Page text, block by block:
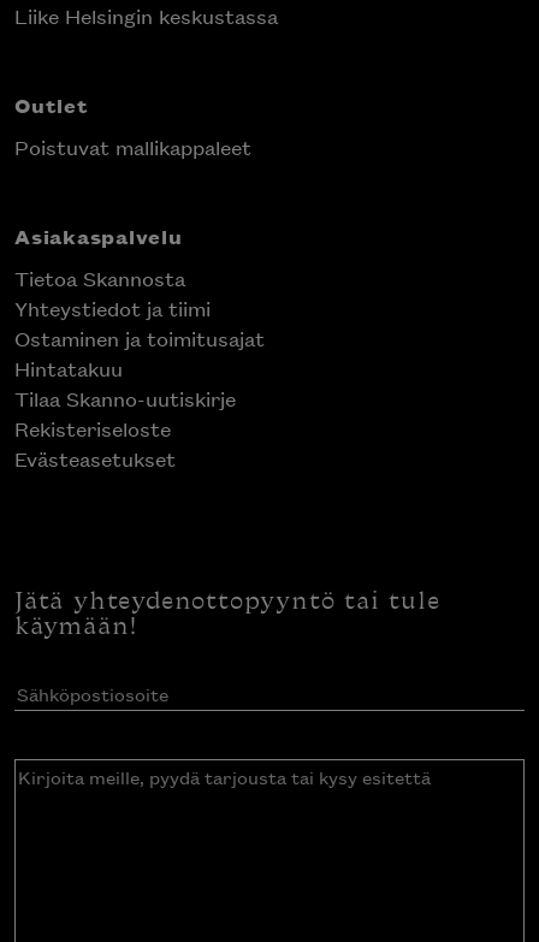
Liike Helsingin keskustassa
Outlet
Poistuvat mallikappaleet
Asiakaspalvelu
Tietoa Skannosta
Yhteystiedot ja tiimi
Ostaminen ja toimitusajat
Hintatakuu
Tilaa Skanno-uutiskirje
Rekisteriseloste
Evästeasetukset
Jätä yhteydenottopyyntö tai tule
käymään!
Sähköpostiosoite(Pakollinen)
Kirjoita